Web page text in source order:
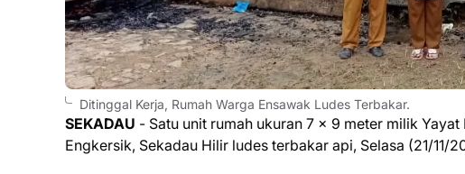
Ditinggal Kerja, Rumah Warga Ensawak Ludes Terbakar.
SEKADAU - Satu unit rumah ukuran 7 x 9 meter milik
Engkersik, Sekadau Hilir ludes terbakar api, Selasa (21/11/